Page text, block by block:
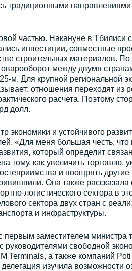
традиционными
частью. Накануне в Тбилиси
инвестиции, совместные
строительных материалов.
между двумя
м. Для крупной региональной
отношения переходят из
расчета. Поэтому
долл.
экономики и устойчивого
«Для меня большая честь, что
который определит
тому, как увеличить торговлю,
и поощрять
Она также рассказала
логистического сектора в
сектора двух стран с
и инфраструктуры.
заместителем министра
свободной
Terminals, а также компаний
изучила возможности